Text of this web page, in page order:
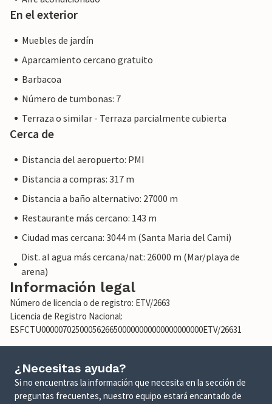
En el exterior
Muebles de jardín
Aparcamiento cercano gratuito
Barbacoa
Número de tumbonas: 7
Terraza o similar - Terraza parcialmente cubierta
Cerca de
Distancia del aeropuerto: PMI
Distancia a compras: 317 m
Distancia a baño alternativo: 27000 m
Restaurante más cercano: 143 m
Ciudad mas cercana: 3044 m (Santa Maria del Cami)
Dist. al agua más cercana/nat: 26000 m (Mar/playa de
arena)
Información legal
Número de licencia o de registro: ETV/2663
Licencia de Registro Nacional:
ESFCTU00000702500056266500000000000000000000ETV/26631
¿Necesitas ayuda?
Si no encuentras la información que necesita en la sección de
preguntas frecuentes, nuestro equipo estará encantado de